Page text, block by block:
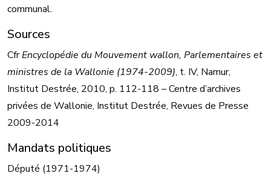
communal.
Sources
CfrEncyclopédie du Mouvement wallon, Parlementaires et
ministres de la Wallonie (1974-2009), t. IV, Namur,
Institut Destrée, 2010, p. 112-118 – Centre d’archives
privées de Wallonie, Institut Destrée, Revues de Presse
2009-2014
Mandats politiques
Député (1971-1974)